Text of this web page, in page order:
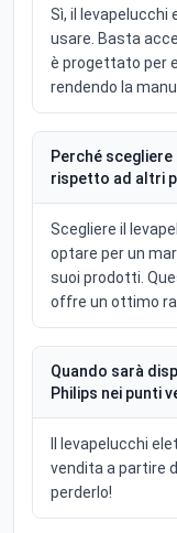
Sì, il
usare. Basta
è progettato per
rendendo la
Perché
rispetto ad altri
Scegliere il
optare per un
suoi prodotti.
offre un ottimo
Quando sarà
Philips nei punti
Il levapelucchi
vendita a partire
perderlo!